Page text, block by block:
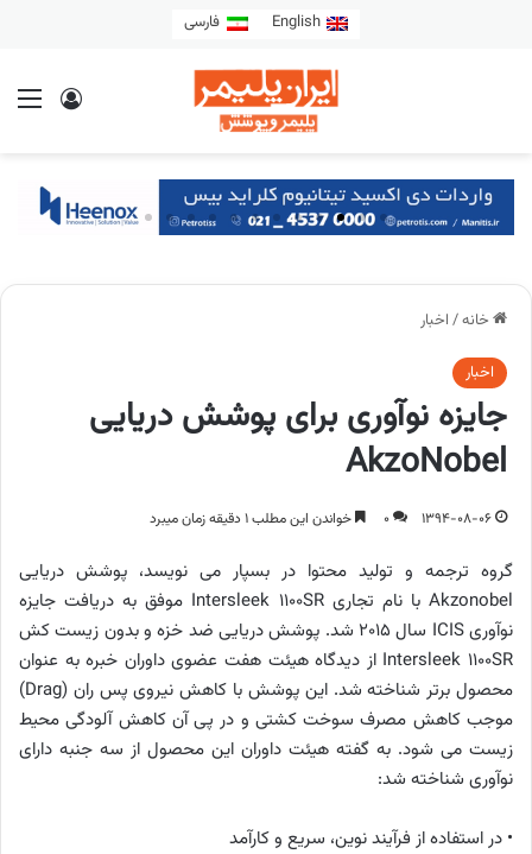
English فارسی
خانه/ اخبار
اخبار
جایزه نوآوری برای پوشش دریایی
AkzoNobel
1394-08-06
0 خواندن این مطلب 1 دقیقه زمان میبرد
گروه ترجمه و تولید محتوا در بسپار می نویسد، پوشش دریایی
Akzonobel با نام تجاری Intersleek 1100SR موفق به دریافت جایزه
نوآوری ICIS سال 2015 شد. پوشش دریایی ضد خزه و بدون زیست کش
Intersleek 1100SR از دیدگاه هیئت هفت عضوی داوران خبره به عنوان
محصول برتر شناخته شد. این پوشش با کاهش نیروی پس ران (Drag)
موجب کاهش مصرف سوخت کشتی و در پی آن کاهش آلودگی محیط
زیست می شود. به گفته هیئت داوران این محصول از سه جنبه دارای
نوآوری شناخته شد:
• در استفاده از فرآیند نوین، سریع و کارآمد